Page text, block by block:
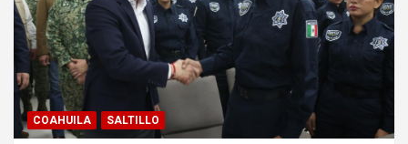
COAHUILA SALTILLO